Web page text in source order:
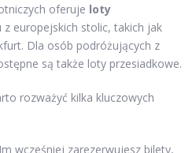
oferuje loty
z europejskich stolic, takich jak
Dla osób podróżujących z
są także loty przesiadkowe.
rozważyć kilka kluczowych
wcześniej zarezerwujesz bilety,